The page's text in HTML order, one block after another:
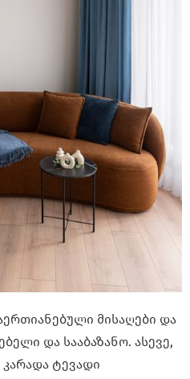
მისაღები და
და სააბაზანო. ასევე,
ტევადი